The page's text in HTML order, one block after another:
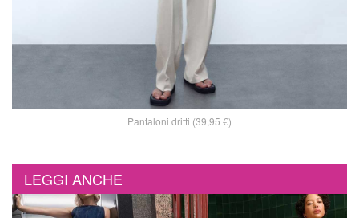
Pantaloni dritti (39,95 €)
LEGGI ANCHE